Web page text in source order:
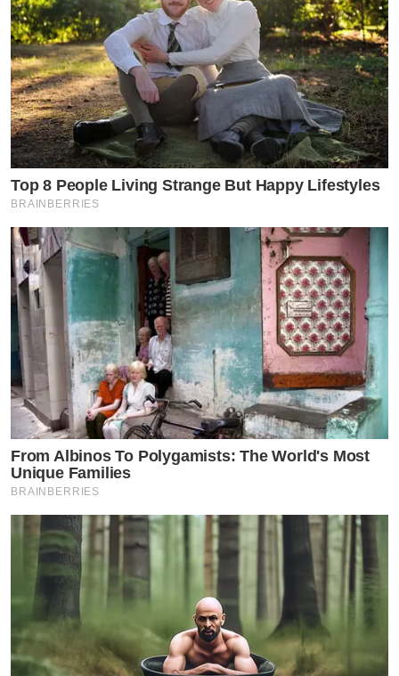
Top 8 People Living Strange But Happy Lifestyles
BRAINBERRIES
From Albinos To Polygamists: The World's Most
Unique Families
BRAINBERRIES